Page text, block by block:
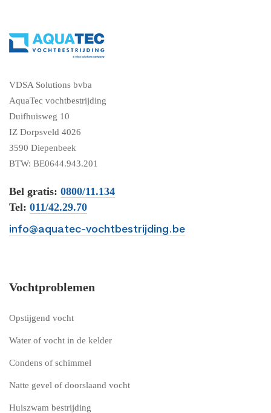
VDSA Solutions bvba
AquaTec vochtbestrijding
Duifhuisweg 10
IZ Dorpsveld 4026
3590 Diepenbeek
BTW: BE0644.943.201
Bel gratis: 0800/11.134
Tel: 011/42.29.70
info@aquatec-vochtbestrijding.be
Vochtproblemen
Opstijgend vocht
Water of vocht in de kelder
Condens of schimmel
Natte gevel of doorslaand vocht
Huiszwam bestrijding